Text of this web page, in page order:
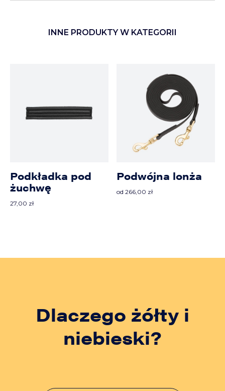
INNE PRODUKTY W KATEGORII
Podkładka pod
żuchwę
27,00 zł
Podwójna lonża
od266,00 zł
Dlaczego żółty i
niebieski?